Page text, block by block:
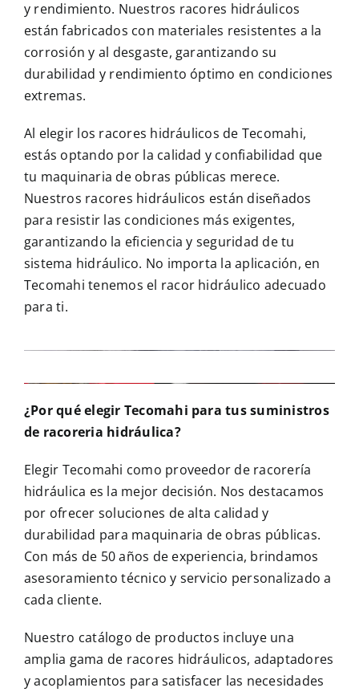
y rendimiento. Nuestros racores hidráulicos
están fabricados con materiales resistentes a la
corrosión y al desgaste, garantizando su
durabilidad y rendimiento óptimo en condiciones
extremas.
Al elegir los racores hidráulicos de Tecomahi,
estás optando por la calidad y confiabilidad que
tu maquinaria de obras públicas merece.
Nuestros racores hidráulicos están diseñados
para resistir las condiciones más exigentes,
garantizando la eficiencia y seguridad de tu
sistema hidráulico. No importa la aplicación, en
Tecomahi tenemos el racor hidráulico adecuado
para ti.
¿Por qué elegir Tecomahi para tus suministros
de racoreria hidráulica?
Elegir Tecomahi como proveedor de racorería
hidráulica es la mejor decisión. Nos destacamos
por ofrecer soluciones de alta calidad y
durabilidad para maquinaria de obras públicas.
Con más de 50 años de experiencia, brindamos
asesoramiento técnico y servicio personalizado a
cada cliente.
Nuestro catálogo de productos incluye una
amplia gama de racores hidráulicos, adaptadores
y acoplamientos para satisfacer las necesidades